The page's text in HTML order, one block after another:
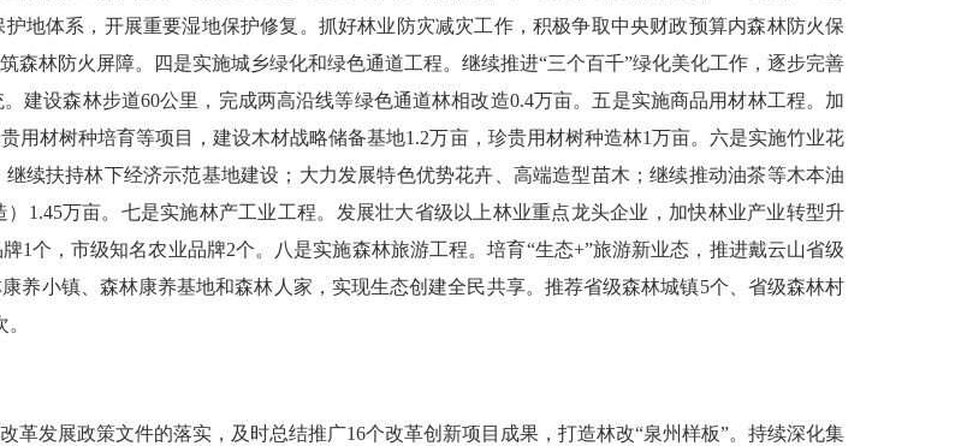
地体系，开展重要湿地保护修复。抓好林业防灾减灾工作，积极争取中央财政预算内森林防火保
森林防火屏障。四是实施城乡绿化和绿色通道工程。继续推进“三个百千”绿化美化工作，逐步完善
建设森林步道60公里，完成两高沿线等绿色通道林相改造0.4万亩。五是实施商品用材林工程。加
用材树种培育等项目，建设木材战略储备基地1.2万亩，珍贵用材树种造林1万亩。六是实施竹业花
续扶持林下经济示范基地建设；大力发展特色优势花卉、高端造型苗木；继续推动油茶等木本油
1.45万亩。七是实施林产工业工程。发展壮大省级以上林业重点龙头企业，加快林业产业转型升
1个，市级知名农业品牌2个。八是实施森林旅游工程。培育“生态+”旅游新业态，推进戴云山省级
养小镇、森林康养基地和森林人家，实现生态创建全民共享。推荐省级森林城镇5个、省级森林村
革发展政策文件的落实，及时总结推广16个改革创新项目成果，打造林改“泉州样板”。持续深化集